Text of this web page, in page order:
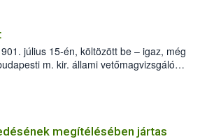
július 15-én, költözött be – igaz, még
m. kir. állami vetőmagvizsgáló
utca 15. szám alatti, Czigler Győző által
megítélésében jártas